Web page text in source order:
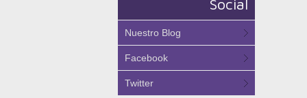
Social
Nuestro Blog
Facebook
Twitter